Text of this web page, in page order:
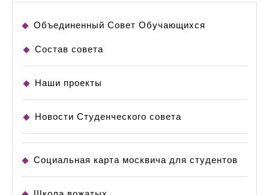
Объединенный Совет Обучающихся
Состав совета
Наши проекты
Новости Студенческого совета
Социальная карта москвича для студентов